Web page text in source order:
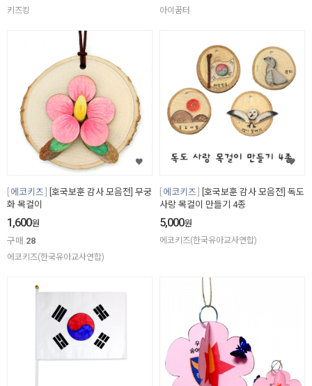
키즈킹 아이꿈터
에코키즈
[호국보훈 감사 모음전] 무궁
화 목걸이
1,600원
구매 28
에코키즈(한국유아교사연합)
에코키즈
[호국보훈 감사 모음전] 독도
사랑 목걸이 만들기 4종
5,000원
에코키즈(한국유아교사연합)